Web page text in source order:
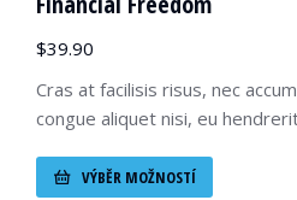
$39.90
Cras at facilisis risus, nec
congue aliquet nisi, eu
VÝBĚR MOŽNOSTÍ